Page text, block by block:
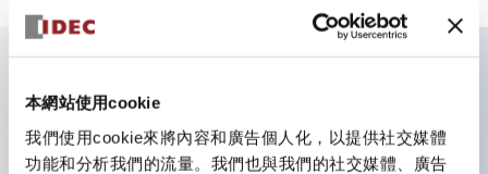
本網站使用cookie
我們使用cookie來將內容和廣告個人化，以提供社交媒體
功能和分析我們的流量。我們也與我們的社交媒體、廣告
主要特點
CS型凸輪開關是方便用於設備的開關和切換，適用範圍廣